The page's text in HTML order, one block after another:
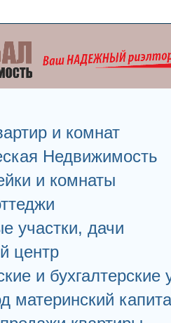
и комнат
Недвижимость
и комнаты
участки, дачи
центр
и бухгалтерские
материнский